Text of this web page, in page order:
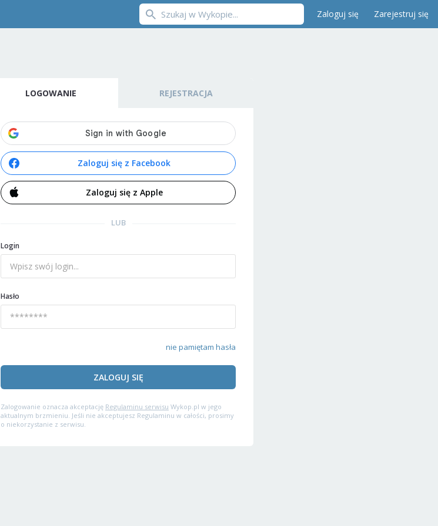
Zaloguj się Zarejestruj się
LOGOWANIE REJESTRACJA
Zaloguj się z Facebook
Zaloguj się z Apple
LUB
Login
Hasło
nie pamiętam hasła
ZALOGUJ SIĘ
Zalogowanie oznacza akceptację Regulaminu serwisu Wykop.pl w jego
aktualnym brzmieniu. Jeśli nie akceptujesz Regulaminu w całości, prosimy
o niekorzystanie z serwisu.